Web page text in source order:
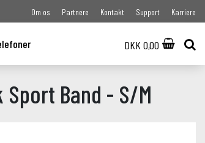
Om os Partnere Kontakt Support Karriere
DKK 0,00
Sport Band - S/M